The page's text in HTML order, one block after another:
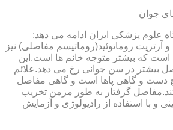
جوان
علوم پزشکی ایران ادامه می دهد:
آرتریت روماتوئید(روماتیسم مفاصلی) نیز
است که بیشتر متوجه خانم ها است.این
بیشتر در سن جوانی رخ می دهد.علائم
دست و گاهی پاها است و گاهی مفاصل
گرفتار به طور مزمن تخریب
و با استفاده از رادیولوژی و آزمایش